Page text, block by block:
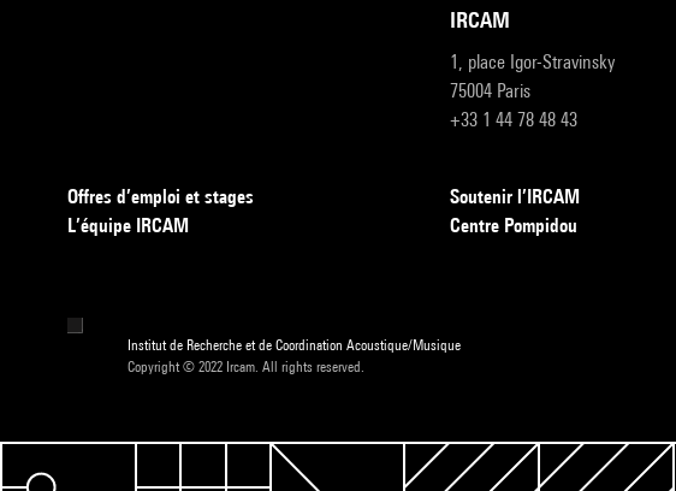
IRCAM
1, place Igor-Stravinsky
75004 Paris
+33 1 44 78 48 43
Offres d’emploi et stages
L’équipe IRCAM
Soutenir l’IRCAM
Centre Pompidou
Institut de Recherche et de Coordination Acoustique/Musique
Copyright © 2022 Ircam. All rights reserved.